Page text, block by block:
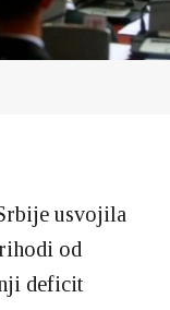
usvojila
od
deficit